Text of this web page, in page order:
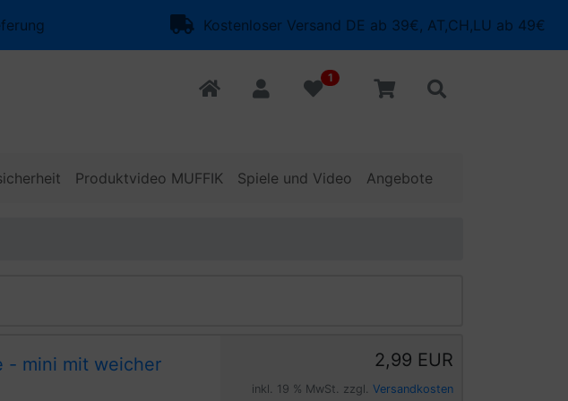
Kostenloser Versand DE ab 39€, AT,CH,LU ab 49€
1
Produktvideo MUFFIK Spiele und Video Angebote
- mini mit weicher
2,99 EUR
inkl. 19 % MwSt. zzgl. Versandkosten